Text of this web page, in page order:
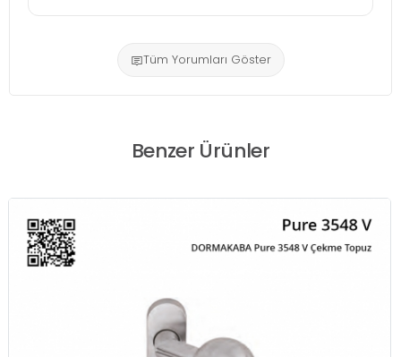
Tüm Yorumları Göster
Benzer Ürünler